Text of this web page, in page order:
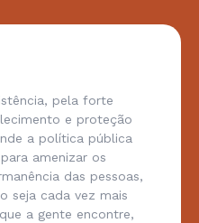
pela forte
e proteção
a política pública
amenizar os
das pessoas,
seja cada vez mais
a gente encontre,